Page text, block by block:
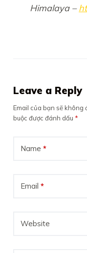
Himalaya –
Leave a Reply
Email của bạn sẽ không
buộc được đánh dấu *
Name *
Email *
Website